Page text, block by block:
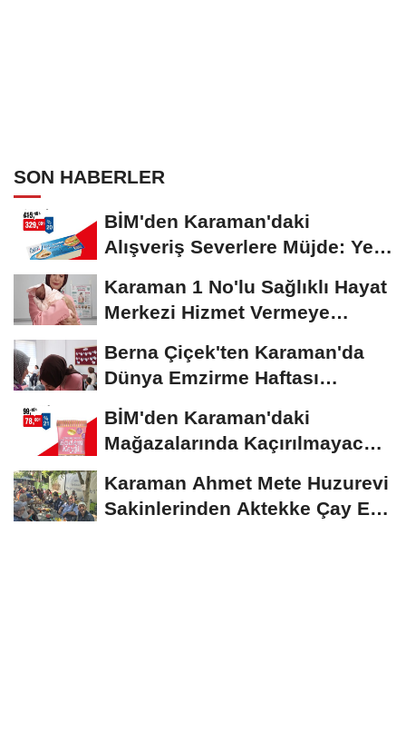
SON HABERLER
BİM'den Karaman'daki
Alışveriş Severlere Müjde: Yeni
Karaman 1 No'lu Sağlıklı Hayat
Merkezi Hizmet Vermeye
Berna Çiçek'ten Karaman'da
Dünya Emzirme Haftası
Etkinliğine Ziyaret
BİM'den Karaman'daki
Mağazalarında Kaçırılmayacak
Karaman Ahmet Mete Huzurevi
Sakinlerinden Aktekke Çay Evi